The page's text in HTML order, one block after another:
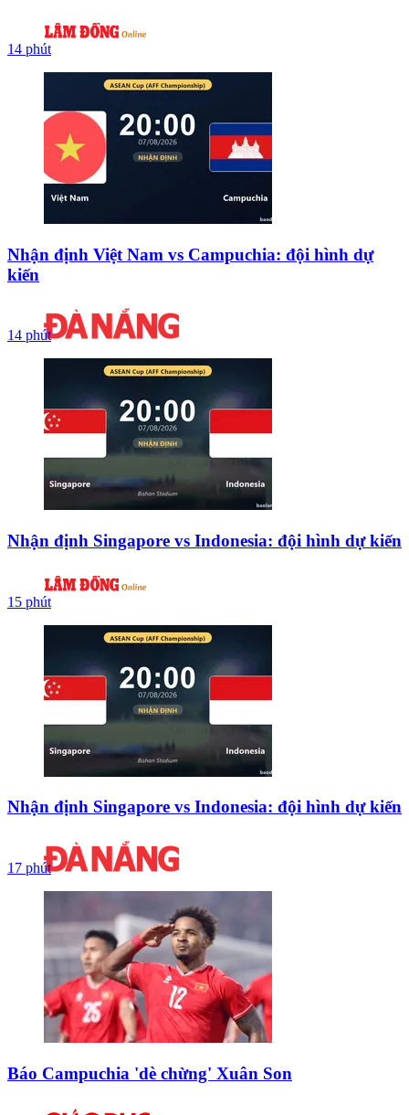
14 phút
Nhận định Việt Nam vs Campuchia: đội hình dự
kiến
14 phút
Nhận định Singapore vs Indonesia: đội hình dự kiến
15 phút
Nhận định Singapore vs Indonesia: đội hình dự kiến
17 phút
Báo Campuchia 'dè chừng' Xuân Son